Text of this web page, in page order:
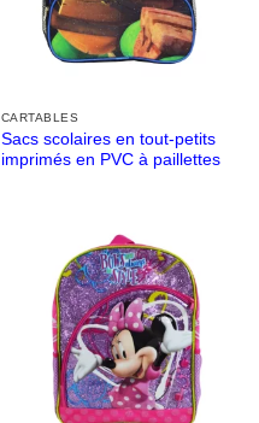
CARTABLES
Sacs scolaires en tout-petits
imprimés en PVC à paillettes